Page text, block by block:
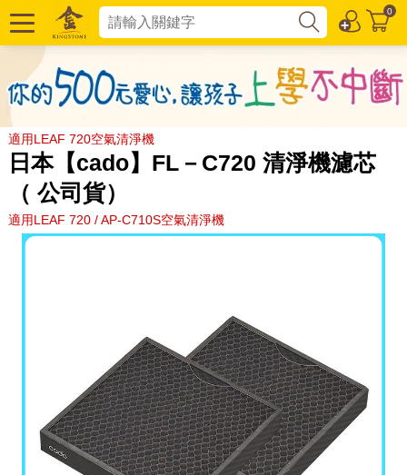
0
適用LEAF 720空氣清淨機
日本【cado】FL－C720 清淨機濾芯
（ 公司貨）
適用LEAF 720 / AP-C710S空氣清淨機